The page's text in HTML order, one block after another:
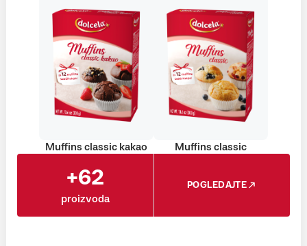
Muffins classic kakao Muffins classic
+62
proizvoda
POGLEDAJTE